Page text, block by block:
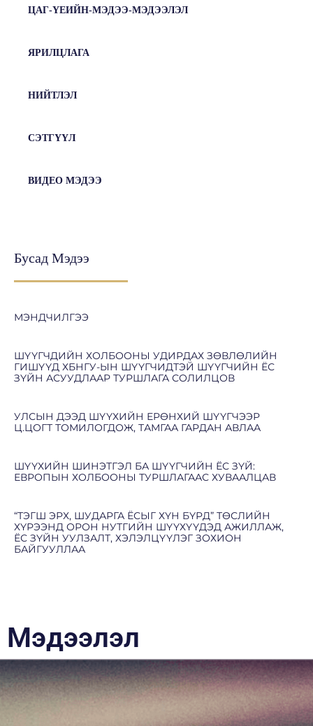
ЦАГ-ҮЕИЙН-МЭДЭЭ-МЭДЭЭЛЭЛ
ЯРИЛЦЛАГА
НИЙТЛЭЛ
СЭТГҮҮЛ
ВИДЕО МЭДЭЭ
Бусад Мэдээ
МЭНДЧИЛГЭЭ
ШҮҮГЧДИЙН ХОЛБООНЫ УДИРДАХ ЗӨВЛӨЛИЙН
ГИШҮҮД ХБНГУ-ЫН ШҮҮГЧИДТЭЙ ШҮҮГЧИЙН ЁС
ЗҮЙН АСУУДЛААР ТУРШЛАГА СОЛИЛЦОВ
УЛСЫН ДЭЭД ШҮҮХИЙН ЕРӨНХИЙ ШҮҮГЧЭЭР
Ц.ЦОГТ ТОМИЛОГДОЖ, ТАМГАА ГАРДАН АВЛАА
ШҮҮХИЙН ШИНЭТГЭЛ БА ШҮҮГЧИЙН ЁС ЗҮЙ:
ЕВРОПЫН ХОЛБООНЫ ТУРШЛАГААС ХУВААЛЦАВ
“ТЭГШ ЭРХ, ШУДАРГА ЁСЫГ ХҮН БҮРД” ТӨСЛИЙН
ХҮРЭЭНД ОРОН НУТГИЙН ШҮҮХҮҮДЭД АЖИЛЛАЖ,
ЁС ЗҮЙН УУЛЗАЛТ, ХЭЛЭЛЦҮҮЛЭГ ЗОХИОН
БАЙГУУЛЛАА
Мэдээлэл